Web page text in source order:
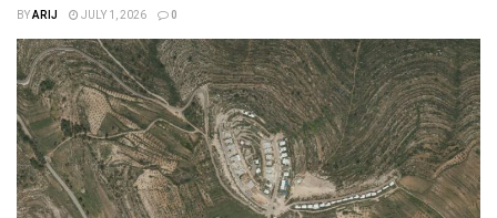
BYARIJ JULY 1, 2026 0